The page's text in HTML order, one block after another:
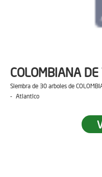
COLOMBIANA
Siembra de 30 arboles de
- Atlantico